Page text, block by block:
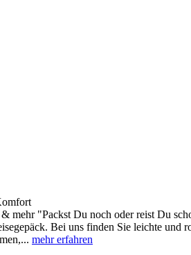
mehr "Packst Du noch oder reist Du
Bei uns finden Sie leichte und
mehr erfahren